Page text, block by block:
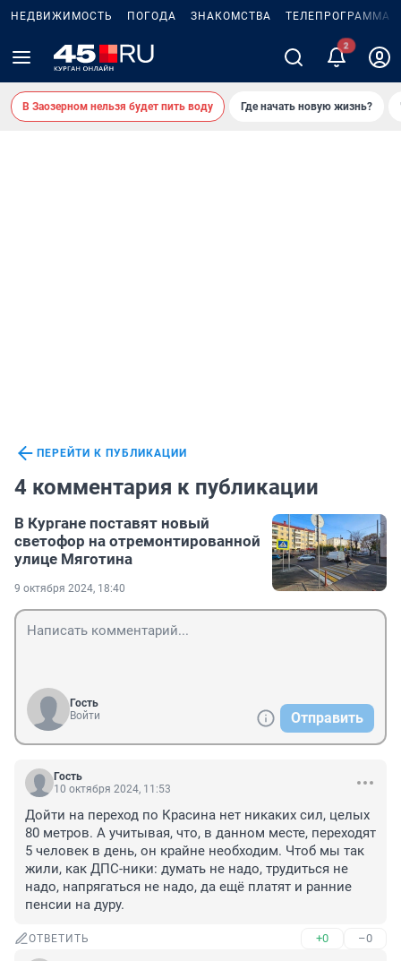
НЕДВИЖИМОСТЬ ПОГОДА ЗНАКОМСТВА ТЕЛЕПРОГРАММА
В Заозерном нельзя будет пить воду Где начать новую жизнь?
ПЕРЕЙТИ К ПУБЛИКАЦИИ
4 комментария к публикации
В Кургане поставят новый
светофор на отремонтированной
улице Мяготина
9 октября 2024, 18:40
Гость
Войти
Отправить
Гость
10 октября 2024, 11:53
Дойти на переход по Красина нет никаких сил, целых
80 метров. А учитывая, что, в данном месте, переходят
5 человек в день, он крайне необходим. Чтоб мы так
жили, как ДПС-ники: думать не надо, трудиться не
надо, напрягаться не надо, да ещё платят и ранние
пенсии на дуру.
ОТВЕТИТЬ +0 –0